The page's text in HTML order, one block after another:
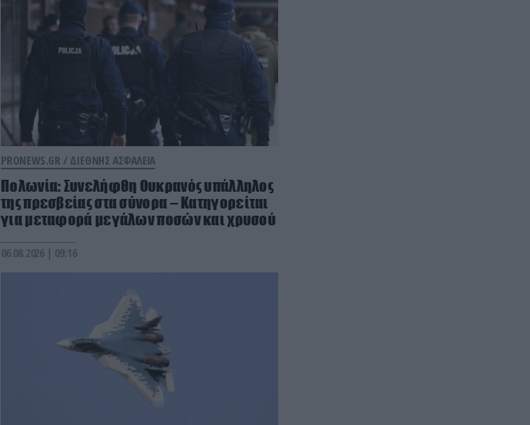
PRONEWS.GR / ΔΙΕΘΝΗΣ ΑΣΦΑΛΕΙΑ
Πολωνία: Συνελήφθη Ουκρανός υπάλληλος
της πρεσβείας στα σύνορα – Κατηγορείται
για μεταφορά μεγάλων ποσών και χρυσού
06.08.2026 | 09:16